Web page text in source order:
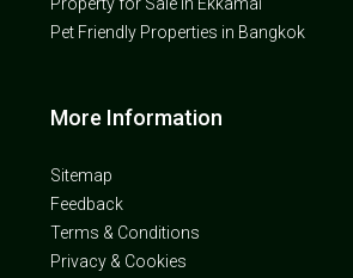
Pet Friendly Properties in Bangkok
More Information
Sitemap
Feedback
Terms & Conditions
Privacy & Cookies